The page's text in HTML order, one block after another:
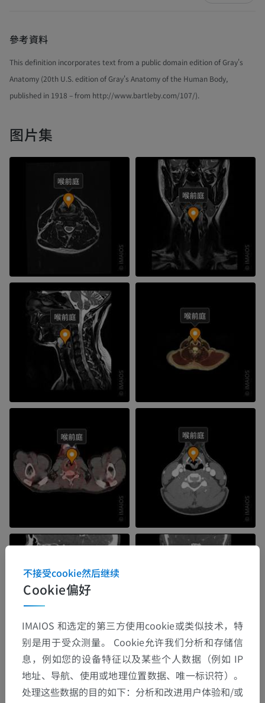
參考資料
This definition incorporates text from a public domain edition of Gray's
Anatomy (20th U.S. edition of Gray's Anatomy of the Human Body,
published in 1918 – from http://www.bartleby.com/107/).
图片集
Cookie偏好
不接受cookie然后继续
IMAIOS 和选定的第三方使用cookie或类似技术，特
别是用于受众测量。 Cookie允许我们分析和存储信
息，例如您的设备特征以及某些个人数据（例如 IP
地址、导航、使用或地理位置数据、唯一标识符）。
处理这些数据的目的如下：分析和改进用户体验和/或